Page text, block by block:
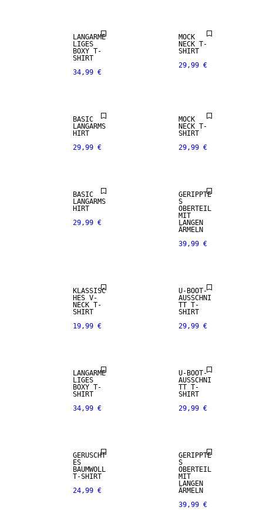
LANGÄRME
LIGES
BOXY T-
SHIRT
34,99 €
MOCK
NECK T-
SHIRT
29,99 €
BASIC
LANGARMS
HIRT
29,99 €
MOCK
NECK T-
SHIRT
29,99 €
BASIC
LANGARMS
HIRT
29,99 €
GERIPPTE
S
OBERTEIL
MIT
LANGEN
ÄRMELN
39,99 €
KLASSISC
HES V-
NECK T-
SHIRT
19,99 €
U-BOOT-
AUSSCHNI
TT T-
SHIRT
29,99 €
LANGÄRME
LIGES
BOXY T-
SHIRT
34,99 €
U-BOOT-
AUSSCHNI
TT T-
SHIRT
29,99 €
GERÜSCHT
ES
BAUMWOLL
T-SHIRT
24,99 €
GERIPPTE
S
OBERTEIL
MIT
LANGEN
ÄRMELN
39,99 €